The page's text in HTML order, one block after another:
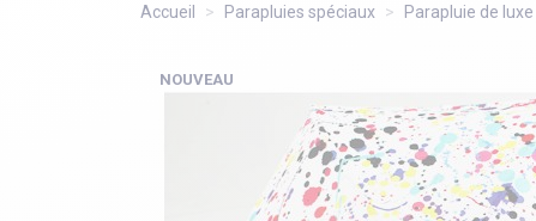
Accueil Parapluies spéciaux Parapluie de luxe
NOUVEAU